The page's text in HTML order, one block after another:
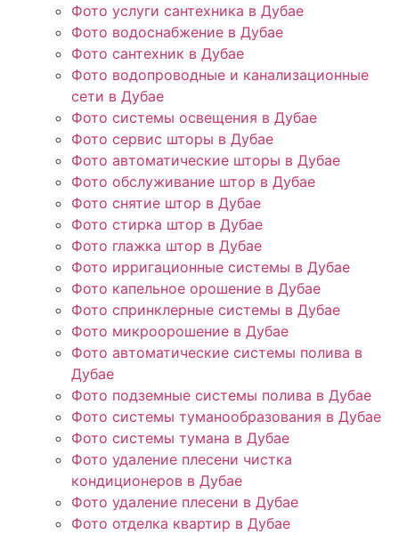
Фото услуги сантехника в Дубае
Фото водоснабжение в Дубае
Фото сантехник в Дубае
Фото водопроводные и канализационные
сети в Дубае
Фото системы освещения в Дубае
Фото сервис шторы в Дубае
Фото автоматические шторы в Дубае
Фото обслуживание штор в Дубае
Фото снятие штор в Дубае
Фото стирка штор в Дубае
Фото глажка штор в Дубае
Фото ирригационные системы в Дубае
Фото капельное орошение в Дубае
Фото спринклерные системы в Дубае
Фото микроорошение в Дубае
Фото автоматические системы полива в
Дубае
Фото подземные системы полива в Дубае
Фото системы туманообразования в Дубае
Фото системы тумана в Дубае
Фото удаление плесени чистка
кондиционеров в Дубае
Фото удаление плесени в Дубае
Фото отделка квартир в Дубае